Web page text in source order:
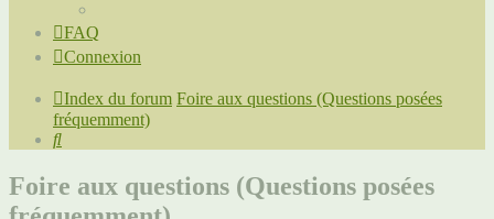
FAQ
Connexion
Index du forum Foire aux questions (Questions posées
fréquemment)
Rechercher
Foire aux questions (Questions posées